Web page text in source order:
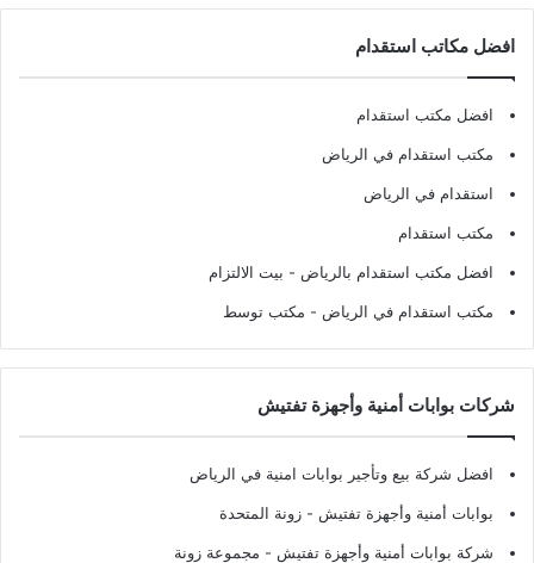
افضل مكاتب استقدام
افضل مكتب استقدام
مكتب استقدام في الرياض
استقدام في الرياض
مكتب استقدام
افضل مكتب استقدام بالرياض - بيت الالتزام
مكتب استقدام في الرياض - مكتب توسط
شركات بوابات أمنية وأجهزة تفتيش
افضل شركة بيع وتأجير بوابات امنية في الرياض
بوابات أمنية وأجهزة تفتيش - زونة المتحدة
شركة بوابات أمنية وأجهزة تفتيش - مجموعة زونة